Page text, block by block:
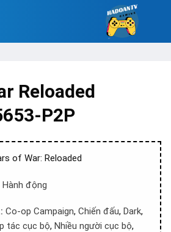
Reloaded
P2P
of War: Reloaded
Hành động
Co-op Campaign, Chiến đấu, Dark,
tác cục bộ, Nhiều người cục bộ,